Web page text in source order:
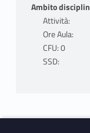
Ambito
Attività:
Ore Aula:
CFU: 0
SSD: